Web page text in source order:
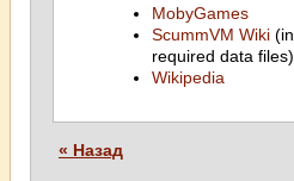
MobyGames
ScummVM Wiki
required data files)
Wikipedia
« Назад